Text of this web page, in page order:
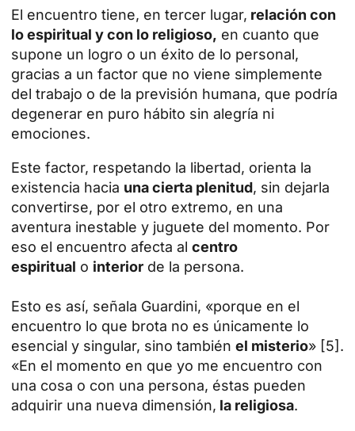
El encuentro tiene, en tercer lugar, relación con
lo espiritual y con lo religioso, en cuanto que
supone un logro o un éxito de lo personal,
gracias a un factor que no viene simplemente
del trabajo o de la previsión humana, que podría
degenerar en puro hábito sin alegría ni
emociones.
Este factor, respetando la libertad, orienta la
existencia hacia una cierta plenitud, sin dejarla
convertirse, por el otro extremo, en una
aventura inestable y juguete del momento. Por
eso el encuentro afecta al centro
espiritual o interior de la persona.
Esto es así, señala Guardini, «porque en el
encuentro lo que brota no es únicamente lo
esencial y singular, sino también el misterio» [5].
«En el momento en que yo me encuentro con
una cosa o con una persona, éstas pueden
adquirir una nueva dimensión, la religiosa.